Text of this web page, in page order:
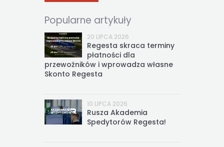
Popularne artykuły
20 LIPCA 2026
Regesta skraca terminy
płatności dla
przewoźników i wprowadza własne
Skonto Regesta
10 LIPCA 2026
Rusza Akademia
Spedytorów Regesta!